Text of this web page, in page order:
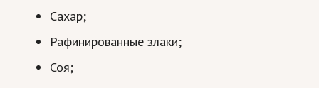
Спорт и фитнес
Сахар;
Рафинированные злаки;
Соя;